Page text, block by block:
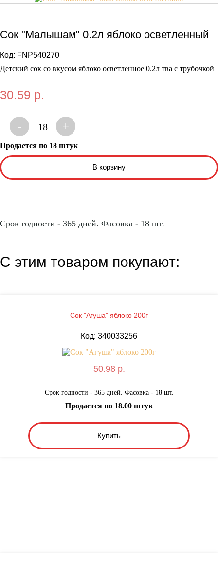
Сок "Малышам" 0.2л яблоко осветленный
Код: FNP540270
Детский сок со вкусом яблоко осветленное 0.2л тва с трубочкой
30.59 р.
- 18 +
Продается по 18 штук
Срок годности - 365 дней. Фасовка - 18 шт.
С этим товаром покупают:
Сок "Агуша" яблоко 200г
Код: 340033256
50.98 р.
Срок годности - 365 дней. Фасовка - 18 шт.
Купить
Продается по 18.00 штук